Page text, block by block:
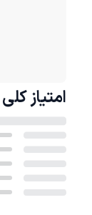
امتیاز کلی